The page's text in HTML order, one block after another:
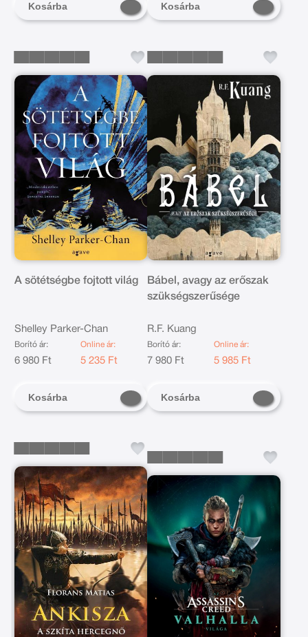
Kosárba Kosárba
A sötétségbe fojtott világ
Shelley Parker-Chan
Borító ár:
6 980 Ft
Online ár:
5 235 Ft
Kosárba
Bábel, avagy az erőszak
szükségszerűsége
R.F. Kuang
Borító ár:
7 980 Ft
Online ár:
5 985 Ft
Kosárba